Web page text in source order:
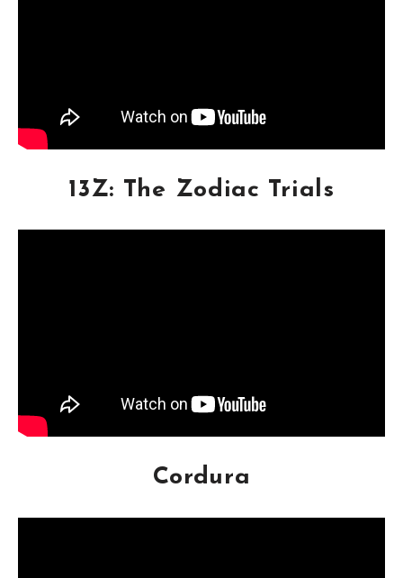
13Z: The Zodiac Trials
Cordura